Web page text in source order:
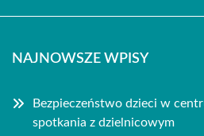
NAJNOWSZE WPISY
Bezpieczeństwo dzieci w
spotkania z dzielnicowym